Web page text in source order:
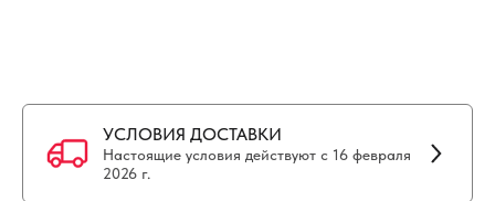
УСЛОВИЯ ДОСТАВКИ
Настоящие условия действуют с 16 февраля
2026 г.